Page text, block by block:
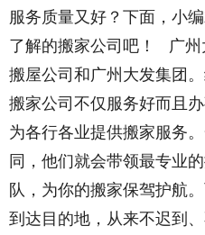
服务质量又好？下面，小
了解的搬家公司吧！ 广
搬屋公司和广州大发集团
搬家公司不仅服务好而且
为各行各业提供搬家服务
同，他们就会带领最专业
队，为你的搬家保驾护航
到达目的地，从来不迟到